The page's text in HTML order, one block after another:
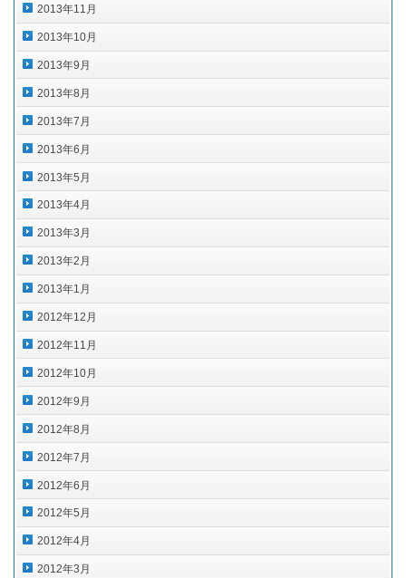
2013年11月
2013年10月
2013年9月
2013年8月
2013年7月
2013年6月
2013年5月
2013年4月
2013年3月
2013年2月
2013年1月
2012年12月
2012年11月
2012年10月
2012年9月
2012年8月
2012年7月
2012年6月
2012年5月
2012年4月
2012年3月